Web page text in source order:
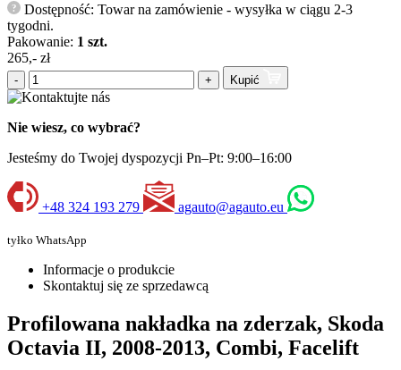
?
Dostępność: Towar na zamówienie - wysyłka w ciągu 2-3
tygodni.
Pakowanie: 1 szt.
265,- zł
- + Kupić
Nie wiesz, co wybrać?
Jesteśmy do Twojej dyspozycji Pn–Pt: 9:00–16:00
+48 324 193 279 agauto@agauto.eu
tyłko WhatsApp
Informacje o produkcie
Skontaktuj się ze sprzedawcą
Profilowana nakładka na zderzak, Skoda
Octavia II, 2008-2013, Combi, Facelift